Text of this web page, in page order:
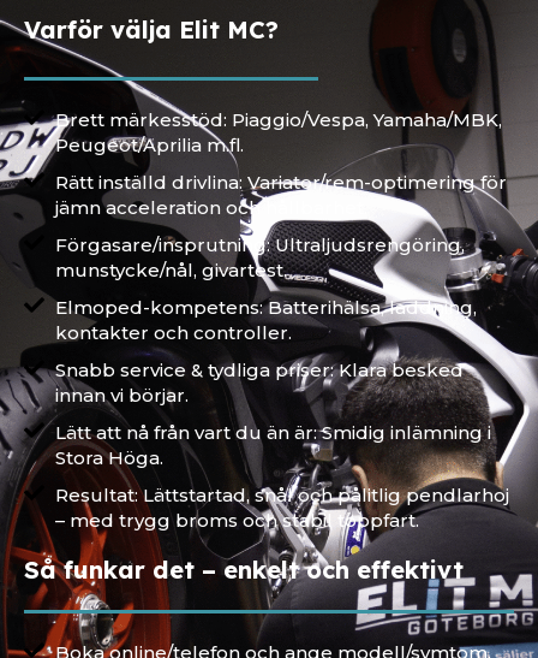
Varför välja Elit MC?
Brett märkesstöd: Piaggio/Vespa, Yamaha/MBK,
Peugeot/Aprilia m.fl.
Rätt inställd drivlina: Variator/rem-optimering för
jämn acceleration och hållbarhet.
Förgasare/insprutning: Ultraljudsrengöring,
munstycke/nål, givartest.
Elmoped-kompetens: Batterihälsa, laddning,
kontakter och controller.
Snabb service & tydliga priser: Klara besked
innan vi börjar.
Lätt att nå från vart du än är: Smidig inlämning i
Stora Höga.
Resultat: Lättstartad, snål och pålitlig pendlarhoj
– med trygg broms och stabil toppfart.
Så funkar det – enkelt och effektivt
Boka online/telefon och ange modell/symtom.